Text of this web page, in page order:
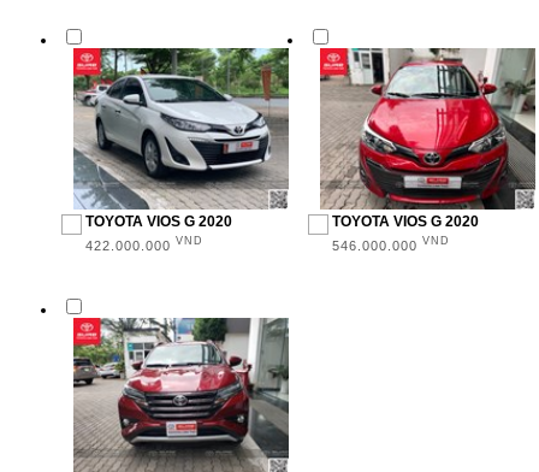
TOYOTA VIOS G 2020
422.000.000 VND
TOYOTA VIOS G 2020
546.000.000 VND